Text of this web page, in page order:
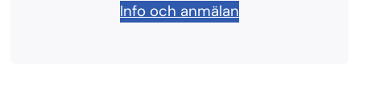
Info och anmälan